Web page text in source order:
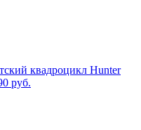
квадроцикл Hunter
руб.